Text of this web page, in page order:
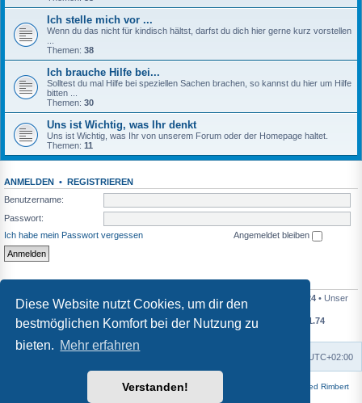
Diese Website nutzt Cookies, um dir den
bestmöglichen Komfort bei der Nutzung zu
bieten. Mehr erfahren
Verstanden!
Ich stelle mich vor ...
Wenn du das nicht für kindisch hältst, darfst du dich hier gerne kurz vorstellen
Themen: 38
Ich brauche Hilfe bei...
Solltest du mal Hilfe bei speziellen Sachen brachen, so kannst du hier um Hilfe
bitten ...
Themen: 30
Uns ist Wichtig, was Ihr denkt
Uns ist Wichtig, was Ihr von unserem Forum oder der Homepage haltet.
Themen: 11
ANMELDEN • REGISTRIEREN
Benutzername:
Passwort:
Ich habe mein Passwort vergessen
Angemeldet bleiben
STATISTIK
Beiträge insgesamt
49938 • Themen insgesamt • Mitglieder insgesamt 124 • Unser
neuestes Mitglied:OleEwald
Durchschnittliche Beiträge pro Tag11.62• Durchschnittliche Themen pro Tag
1.74
Heutige Beiträge
UTC+02:00
® Forum Software © phpBB Limited | Style
Fred Rimbert
phpBB.de